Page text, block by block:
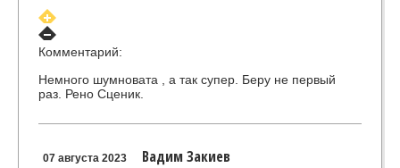
Комментарий:
Немного шумновата , а так супер. Беру не первый
раз. Рено Сценик.
07 августа 2023 Вадим Закиев